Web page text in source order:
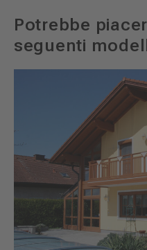
Potrebbe
seguenti